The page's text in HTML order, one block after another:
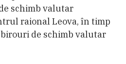
schimb valutar
raional Leova, în timp
de schimb valutar